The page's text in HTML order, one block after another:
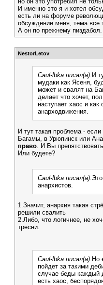
И именно это я и хотел
есть ли на форуме
обсуждение меня, тема все
А он по прежнему пиздабол.
NestorLetov
Caul-lbka писал(а): И
мудаки как Ясеня,
может и свалят на
делает что хочет,
наступает хаос и как
анарходвижения.
И тут такая проблема - если
Багамы, в Урюпинск или
право. И Вы
Или будете?
Caul-lbka писал(а):
анархистов.
1.Значит, анархия такая
решили свалить
2.Либо, что логичнее, не
тресни.
Caul-lbka писал(а): Но
пойдет за такими
случае беды каждый
есть хаос,